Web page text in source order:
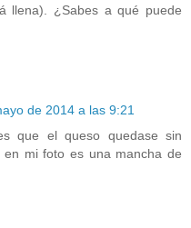
llena). ¿Sabes a qué puede
de 2014 a las 9:21
que el queso quedase sin
mi foto es una mancha de